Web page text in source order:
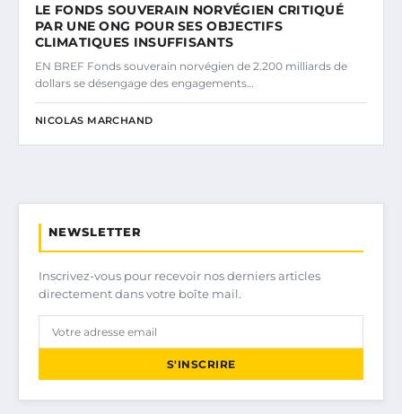
LE FONDS SOUVERAIN NORVÉGIEN CRITIQUÉ
PAR UNE ONG POUR SES OBJECTIFS
CLIMATIQUES INSUFFISANTS
EN BREF Fonds souverain norvégien de 2.200 milliards de
dollars se désengage des engagements…
NICOLAS MARCHAND
NEWSLETTER
Inscrivez-vous pour recevoir nos derniers articles
directement dans votre boîte mail.
S'INSCRIRE